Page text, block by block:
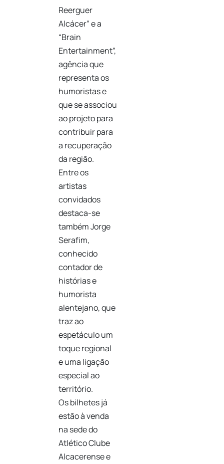
Reerguer
Alcácer” e a
“Brain
Entertainment”,
agência que
representa os
humoristas e
que se associou
ao projeto para
contribuir para
a recuperação
da região.
Entre os
artistas
convidados
destaca-se
também Jorge
Serafim,
conhecido
contador de
histórias e
humorista
alentejano, que
traz ao
espetáculo um
toque regional
e uma ligação
especial ao
território.
Os bilhetes já
estão à venda
na sede do
Atlético Clube
Alcacerense e